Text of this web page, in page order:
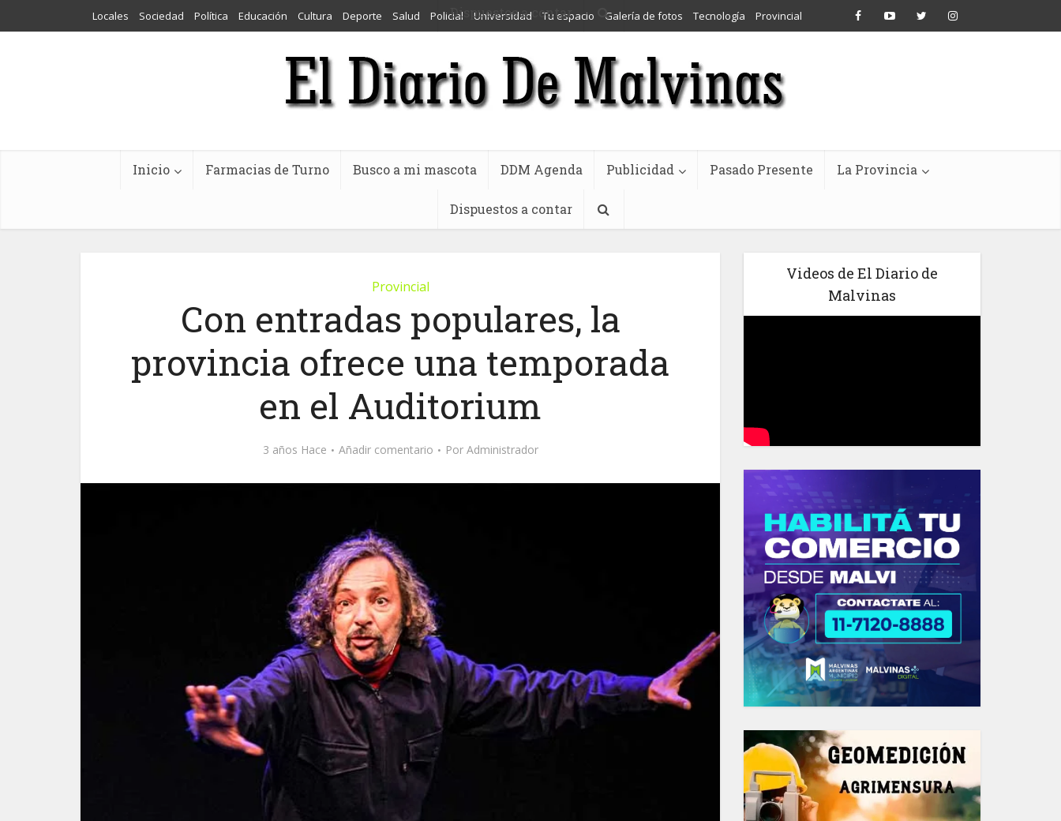
Dispuestos a contar
Locales Sociedad Política Educación Cultura Deporte Salud Policial Universidad Tu espacio Galería de fotos Tecnología Provincial
Inicio Farmacias de Turno Busco a mi mascota DDM Agenda Publicidad Pasado Presente La Provincia
Dispuestos a contar
Provincial
Con entradas populares, la
provincia ofrece una temporada
en el Auditorium
3 años Hace Añadir comentario Por Administrador
Videos de El Diario de
Malvinas